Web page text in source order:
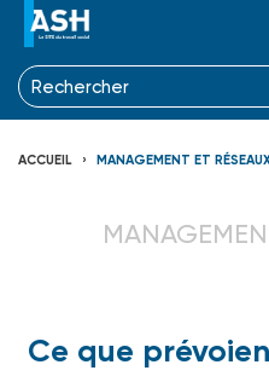
ACCUEIL MANAGEMENT ET
Ce que